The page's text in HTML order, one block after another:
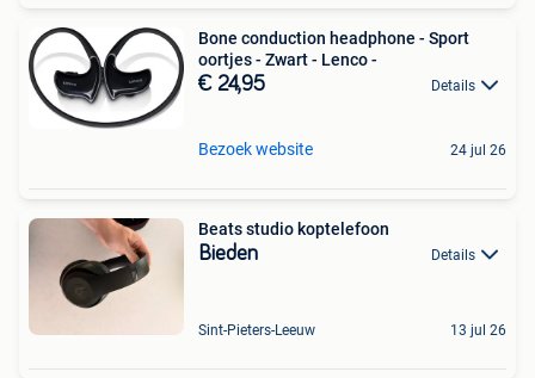
Bone conduction headphone - Sport
oortjes - Zwart - Lenco -
€ 24,95 Details
Bezoek website 24 jul 26
Beats studio koptelefoon
Bieden Details
Sint-Pieters-Leeuw 13 jul 26